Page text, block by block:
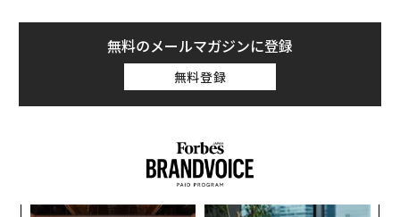
このイノベーションのスピードは、大半の組織が過去10
年間に経験してきたものとは全く異なる計画環境を生み
出している。テクノロジーがこれほど急速に進化する
するたびに、優先順位はシフトする。チームは1四半期
前には想定していなかったユースケースを発見し、ベン
ダーは既存プロジェクトの投資対効果（経済性）を一変
させるような機能を導入する。
無料のメールマガジンに登録
無料登録